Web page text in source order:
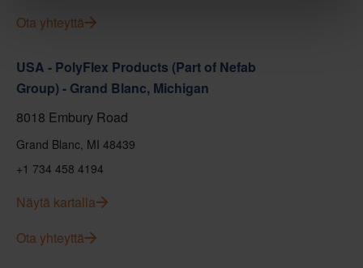
Ota yhteyttä
USA - PolyFlex Products (Part of Nefab
Group) - Grand Blanc, Michigan
8018 Embury Road
Grand Blanc, MI 48439
+1 734 458 4194
Näytä kartalla
Ota yhteyttä